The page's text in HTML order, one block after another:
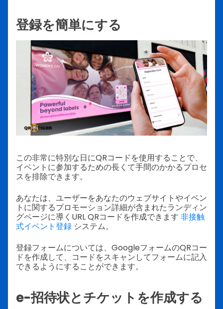
登録を簡単にする
この非常に特別な日にQRコードを使用することで、
イベントに参加するための長くて手間のかかるプロセ
スを排除できます。
あなたは、ユーザーをあなたのウェブサイトやイベン
トに関するプロモーション詳細が含まれたランディン
グページに導くURL QRコードを作成できます 非接触
式イベント登録 システム。
登録フォームについては、GoogleフォームのQRコー
ドを作成して、コードをスキャンしてフォームに記入
できるようにすることができます。
e-招待状とチケットを作成する